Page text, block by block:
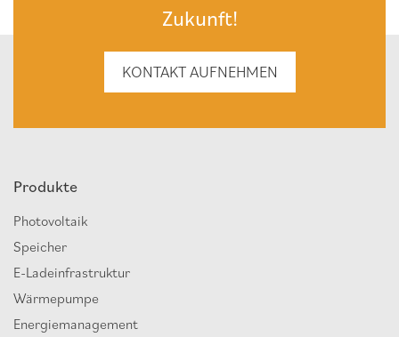
Zukunft!
KONTAKT AUFNEHMEN
Produkte
Photovoltaik
Speicher
E-Ladeinfrastruktur
Wärmepumpe
Energiemanagement